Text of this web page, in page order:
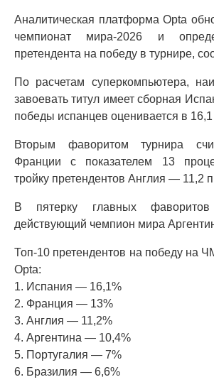
Аналитическая платформа Opta
чемпионат мира-2026 и
претендента на победу в турнире,
По расчетам суперкомпьютера,
завоевать титул имеет сборная
победы испанцев оценивается в
Вторым фаворитом турнира
Франции с показателем 13
тройку претендентов Англия — 11,2
В пятерку главных
действующий чемпион мира
Топ-10 претендентов на победу на
Opta:
1. Испания — 16,1%
2. Франция — 13%
3. Англия — 11,2%
4. Аргентина — 10,4%
5. Португалия — 7%
6. Бразилия — 6,6%